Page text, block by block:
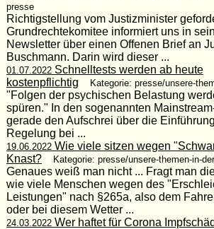
presse
Richtigstellung vom Justizminister
Grundrechtekomitee informiert uns in
Newsletter über einen Offenen Brief an
Buschmann. Darin wird dieser ...
01.07.2022Schnelltests werden ab heute
kostenpflichtig
Kategorie: presse/unsere-
"Folgen der psychischen Belastung
spüren." In den sogenannten
gerade den Aufschrei über die
Regelung bei ...
19.06.2022Wie viele sitzen wegen
Knast?
Kategorie: presse/unsere-themen-in-
Genaues weiß man nicht ... Fragt man
wie viele Menschen wegen des
Leistungen" nach §265a, also dem
oder bei diesem Wetter ...
24.03.2022Wer haftet für Corona